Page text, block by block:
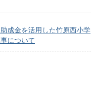
成金を活用した竹原西小学
について